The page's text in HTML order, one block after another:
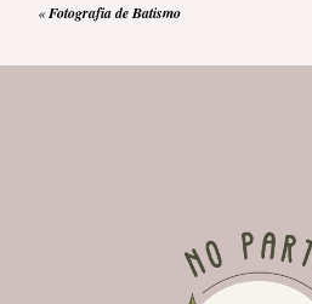
«Fotografia de Batismo